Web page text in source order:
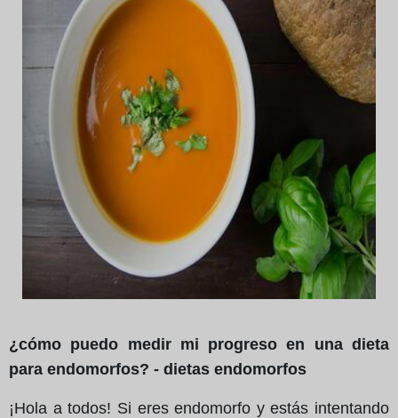
¿cómo puedo medir mi progreso en una dieta
para endomorfos? - dietas endomorfos
¡Hola a todos! Si eres endomorfo y estás intentando